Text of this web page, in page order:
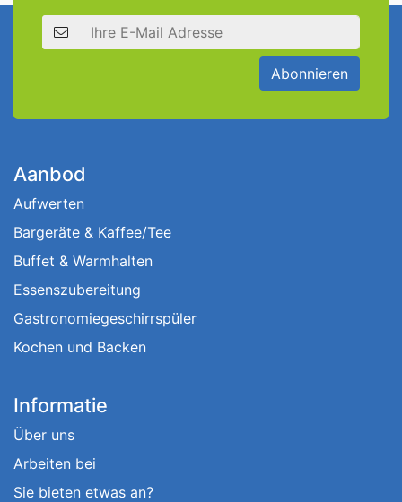
E-Mail Adresse
Abonnieren
Aanbod
Aufwerten
Bargeräte & Kaffee/Tee
Buffet & Warmhalten
Essenszubereitung
Gastronomiegeschirrspüler
Kochen und Backen
Informatie
Über uns
Arbeiten bei
Sie bieten etwas an?